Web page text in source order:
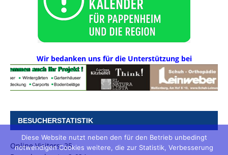
Wir bedanken uns für die Unterstützung bei
BESUCHERSTATISTIK
Online Visitors:25
Diese Website nutzt neben den für den Betrieb unbedingt
notwendigen Cookies weitere, die zur Statistik, Verbesserung